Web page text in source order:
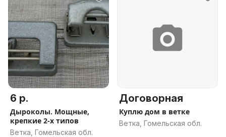
6 р.
Дыроколы. Мощные,
крепкие 2-х типов
Ветка, Гомельская обл.
Договорная
Куплю дом в ветке
Ветка, Гомельская обл.